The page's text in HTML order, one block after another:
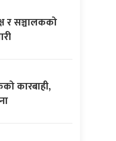
र सञ्चालकको
कारबाही,